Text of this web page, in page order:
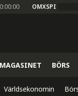
OMXSPI
BÖRS
Världsekonomin